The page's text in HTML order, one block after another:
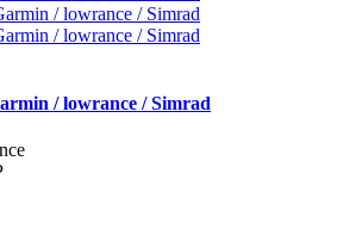
/ lowrance / Simrad